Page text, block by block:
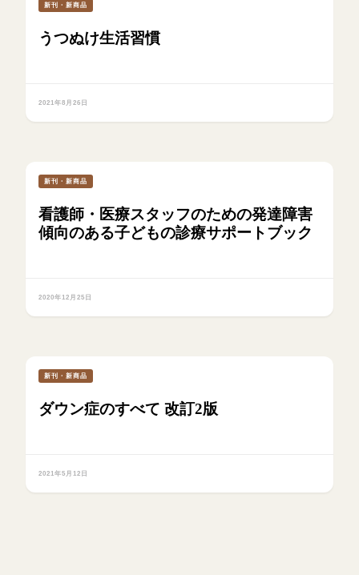
新刊・新商品
うつぬけ生活習慣
2021年8月26日
新刊・新商品
看護師・医療スタッフのための発達障害
傾向のある子どもの診療サポートブック
2020年12月25日
新刊・新商品
ダウン症のすべて 改訂2版
2021年5月12日